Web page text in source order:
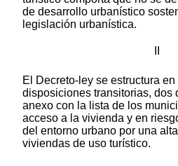
de desarrollo urbanístico
legislación urbanística.
El Decreto-ley se estructura
disposiciones transitorias, dos
anexo con la lista de los
acceso a la vivienda y en
del entorno urbano por una
viviendas de uso turístico.